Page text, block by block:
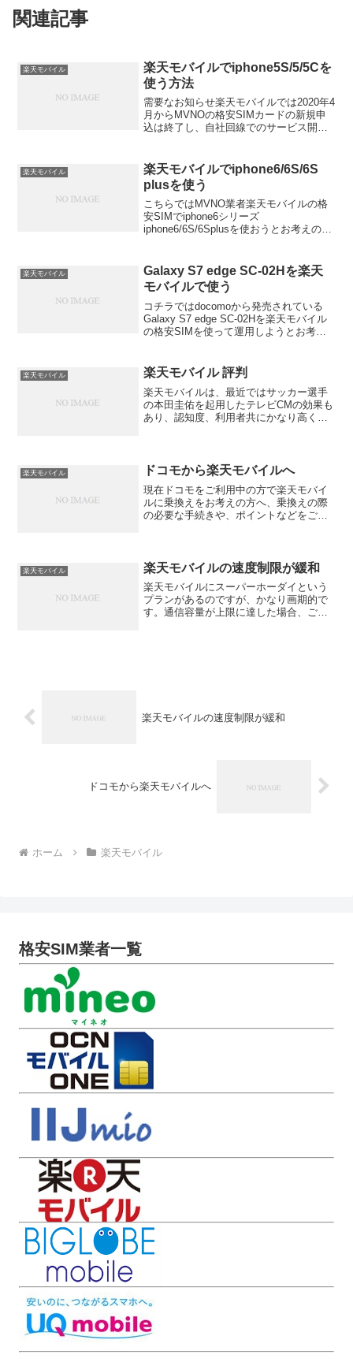
関連記事
楽天モバイル
楽天モバイルでiphone5S/5/5Cを
使う方法
需要なお知らせ楽天モバイルでは2020年4
月からMVNOの格安SIMカードの新規申
込は終了し、自社回線でのサービス開始
トした楽天回線のSIMカードでは残念な
がら...
楽天モバイル
楽天モバイルでiphone6/6S/6S
plusを使う
こちらではMVNO業者楽天モバイルの格
安SIMでiphone6シリーズ
iphone6/6S/6Splusを使おうとお考えの方
タート後、楽天モバイルの回線では利用
不...
楽天モバイル
Galaxy S7 edge SC-02Hを楽天
モバイルで使う
コチラではdocomoから発売されている
Galaxy S7 edge SC-02Hを楽天モバイル
の格安SIMを使って運用しようとお考え
らMVNOの格安SIMカード...
楽天モバイル 楽天モバイル 評判
楽天モバイルは、最近ではサッカー選手
の本田圭佑を起用したテレビCMの効果も
あり、認知度、利用者共にかなり高くな
Twitterや楽天モバイ...
楽天モバイル ドコモから楽天モバイルへ
現在ドコモをご利用中の方で楽天モバイ
ルに乗換えをお考えの方へ、乗換えの際
の必要な手続きや、ポイントなどをご紹
る端末についてご説明して...
楽天モバイル 楽天モバイルの速度制限が緩和
楽天モバイルにスーパーホーダイという
プランがあるのですが、かなり画期的で
す。通信容量が上限に達した場合、ご存
楽天モバイルの速度制限が緩和
ドコモから楽天モバイルへ
ホーム 楽天モバイル
格安SIM業者一覧